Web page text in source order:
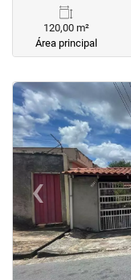
120,00 m²
Área principal
<<<<
‹Previous